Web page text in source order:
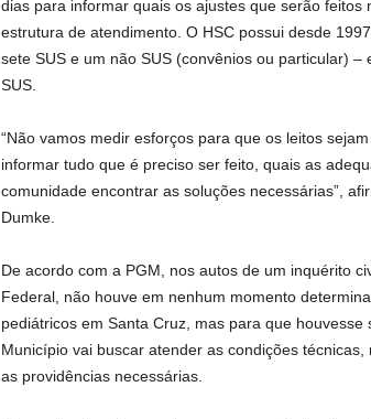
dias para informar quais os ajustes que serão
estrutura de atendimento. O HSC possui desde
sete SUS e um não SUS (convênios ou particular)
SUS.
“Não vamos medir esforços para que os leitos
informar tudo que é preciso ser feito, quais as
comunidade encontrar as soluções necessárias”,
Dumke.
De acordo com a PGM, nos autos de um inquérito
Federal, não houve em nenhum momento
pediátricos em Santa Cruz, mas para que
Município vai buscar atender as condições
as providências necessárias.